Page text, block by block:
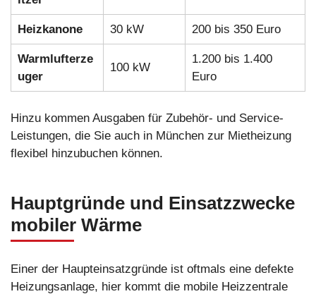
Heizkanone 30 kW 200 bis 350 Euro
Warmlufterze
uger
100 kW
1.200 bis 1.400
Euro
Hinzu kommen Ausgaben für Zubehör- und Service-
Leistungen, die Sie auch in München zur Mietheizung
flexibel hinzubuchen können.
Hauptgründe und Einsatzzwecke
mobiler Wärme
Einer der Haupteinsatzgründe ist oftmals eine defekte
Heizungsanlage, hier kommt die mobile Heizzentrale